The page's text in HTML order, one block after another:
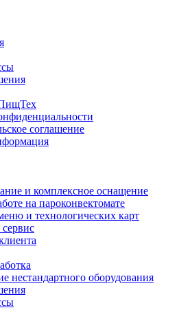
соглашение
и комплексное оснащение
на пароконвектомате
и технологических карт
нестандартного оборудования